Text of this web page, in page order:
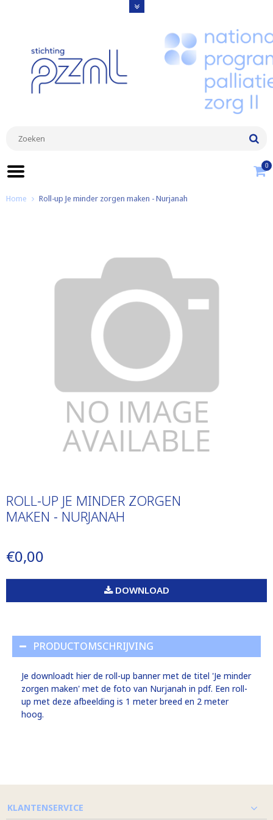
0
Home Roll-up Je minder zorgen maken - Nurjanah
ROLL-UP JE MINDER ZORGEN
MAKEN - NURJANAH
€0,00
DOWNLOAD
PRODUCTOMSCHRIJVING
Je downloadt hier de roll-up banner met de titel 'Je minder
zorgen maken' met de foto van Nurjanah in pdf. Een roll-
up met deze afbeelding is 1 meter breed en 2 meter
hoog.
KLANTENSERVICE